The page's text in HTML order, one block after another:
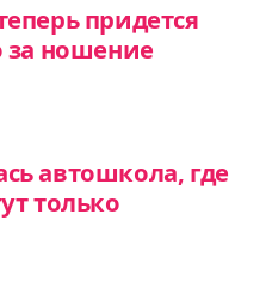
придется
за ношение
автошкола, где
только